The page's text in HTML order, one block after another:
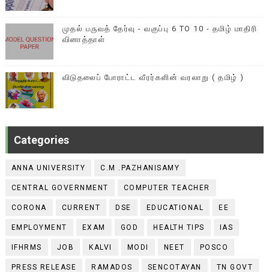
முதல் பருவத் தேர்வு - வகுப்பு 6 TO 10 - தமிழ் மாதிரி
வினாத்தாள்
விடுதலைப் போராட்ட வீரர்களின் வரலாறு ( தமிழ் )
Categories
ANNA UNIVERSITY C.M .PAZHANISAMY
CENTRAL GOVERNMENT COMPUTER TEACHER
CORONA CURRENT DSE EDUCATIONAL EE
EMPLOYMENT EXAM GOD HEALTH TIPS IAS
IFHRMS JOB KALVI MODI NEET POSCO
PRESS RELEASE RAMADOS SENCOTAYAN TN GOVT